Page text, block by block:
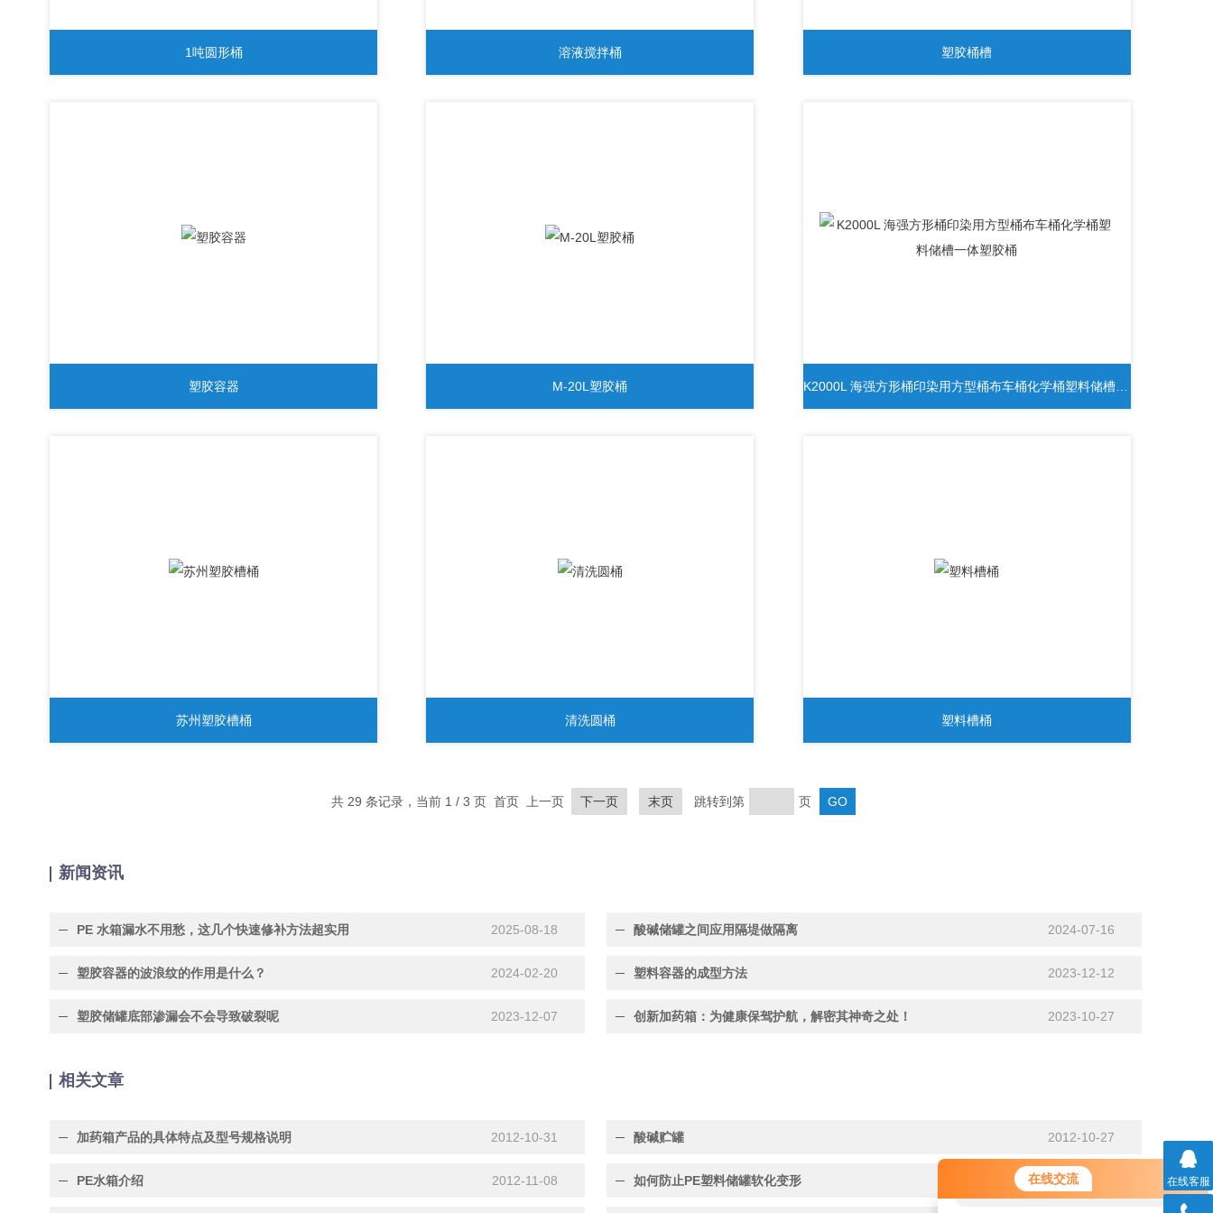
在线交流
您好！欢迎前来咨询，很高兴为您
服务，请问您要咨询什么问题呢？
1吨圆形桶 溶液搅拌桶 塑胶桶槽
塑胶容器 M-20L塑胶桶 K2000L 海强方形桶印染用方型桶布车桶化学桶塑料储槽一体塑胶桶
苏州塑胶槽桶 清洗圆桶 塑料槽桶
共 29 条记录，当前 1 / 3 页 首页 上一页 下一页 末页 跳转到第 页
新闻资讯
PE 水箱漏水不用愁，这几个快速修补方法超实用 2025-08-18 酸碱储罐之间应用隔堤做隔离 2024-07-16
塑胶容器的波浪纹的作用是什么？ 2024-02-20 塑料容器的成型方法 2023-12-12
塑胶储罐底部渗漏会不会导致破裂呢 2023-12-07 创新加药箱：为健康保驾护航，解密其神奇之处！ 2023-10-27
相关文章
加药箱产品的具体特点及型号规格说明 2012-10-31 酸碱贮罐 2012-10-27
PE水箱介绍 2012-11-08 如何防止PE塑料储罐软化变形 2014-05-05 在线客服